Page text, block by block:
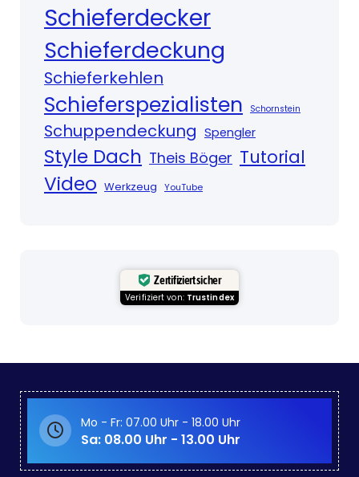
Schieferdecker
Schieferdeckung
Schieferkehlen
Schieferspezialisten Schornstein
Schuppendeckung Spengler
Style Dach Theis Böger Tutorial
Video Werkzeug YouTube
Zertifiziert sicher
Verifiziert von: Trustindex
Mo - Fr: 07.00 Uhr - 18.00 Uhr
Sa: 08.00 Uhr - 13.00 Uhr